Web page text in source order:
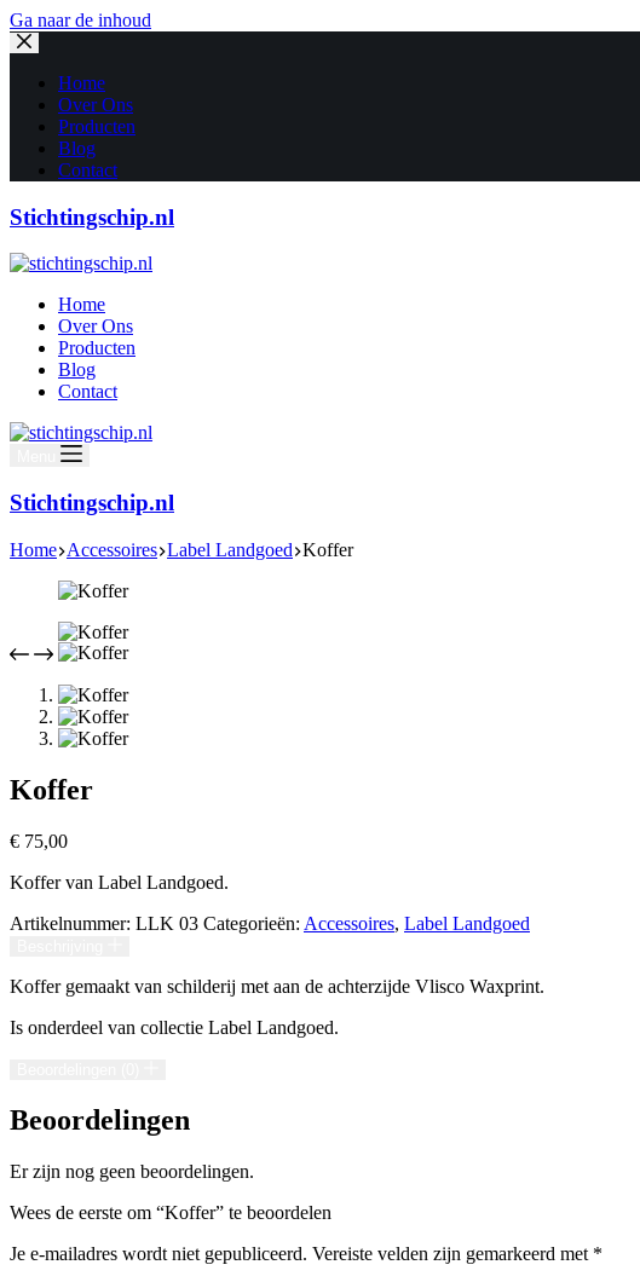
Ga naar de inhoud
Home
Over Ons
Producten
Blog
Contact
Stichtingschip.nl
Home
Over Ons
Producten
Blog
Contact
Stichtingschip.nl
Home Accessoires Label Landgoed Koffer
Koffer
€ 75,00
Koffer van Label Landgoed.
Artikelnummer: LLK 03 Categorieën: Accessoires, Label Landgoed
Koffer gemaakt van schilderij met aan de achterzijde Vlisco Waxprint.
Is onderdeel van collectie Label Landgoed.
Beoordelingen
Er zijn nog geen beoordelingen.
Wees de eerste om “Koffer” te beoordelen
Je e-mailadres wordt niet gepubliceerd. Vereiste velden zijn gemarkeerd met *